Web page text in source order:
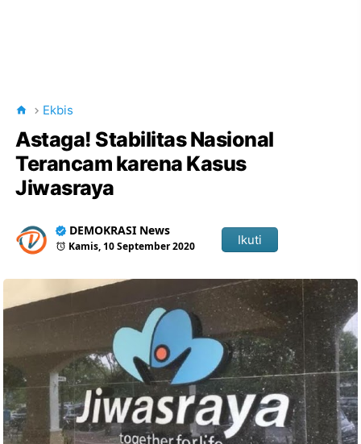
Ekbis
Astaga! Stabilitas Nasional
Terancam karena Kasus
Jiwasraya
DEMOKRASI News
Kamis, 10 September 2020 Ikuti